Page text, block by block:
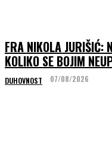
FRA NIKOLA JURIŠIĆ:
KOLIKO SE BOJIM
DUHOVNOST 07/08/2026